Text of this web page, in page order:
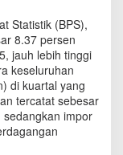
Statistik (BPS),
8.37 persen
jauh lebih tinggi
keseluruhan
di kuartal yang
tercatat sebesar
impor